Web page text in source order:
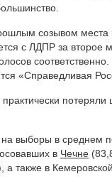
созывом места
с ЛДПР за второе
«Справедливая
выборы в среднем
в Чечне
а также в